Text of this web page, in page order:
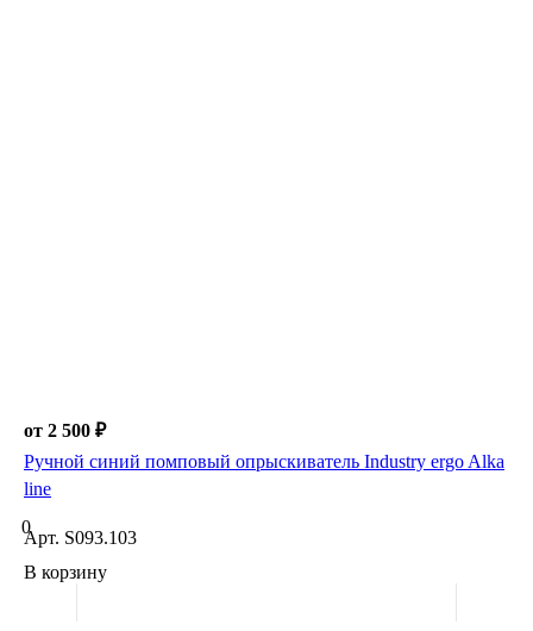
от 2 500 ₽
Ручной синий помповый опрыскиватель Industry ergo Alka
line
0
Арт. S093.103
В корзину